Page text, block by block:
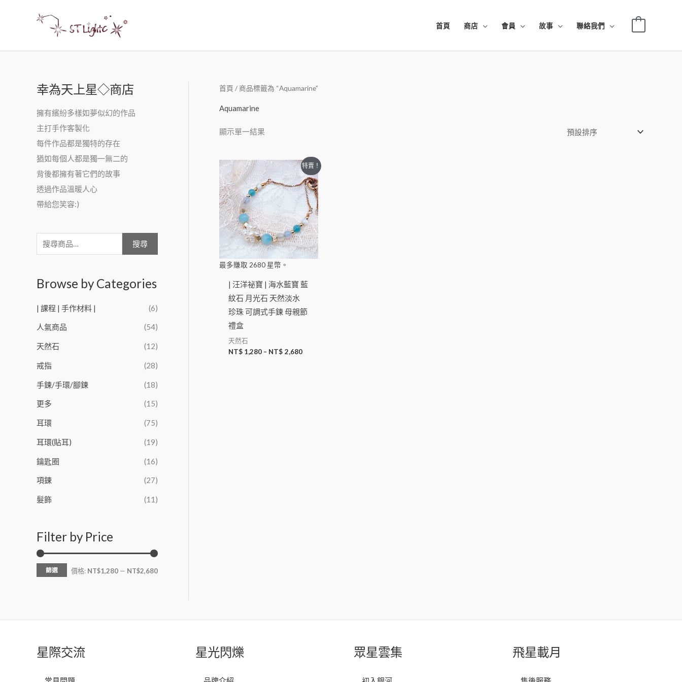
首頁 商店 會員 故事 聯絡我們
幸為天上星◇商店
擁有繽紛多樣如夢似幻的作品
主打手作客製化
每件作品都是獨特的存在
猶如每個人都是獨一無二的
背後都擁有著它們的故事
透過作品溫暖人心
帶給您笑容:)
搜尋
Browse by Categories
| 課程 | 手作材料 | (6)
人氣商品 (54)
天然石 (12)
戒指 (28)
手鍊/手環/腳鍊 (18)
更多 (15)
耳環 (75)
耳環(貼耳) (19)
鑰匙圈 (16)
項鍊 (27)
髮飾 (11)
Filter by Price
篩選 價格: NT$1,280 — NT$2,680
首頁 / 商品標籤為 “Aquamarine”
Aquamarine
顯示單一結果
特賣！
最多賺取 2680 星幣。
| 汪洋祕寶 | 海水藍寶 藍
紋石 月光石 天然淡水
珍珠 可調式手鍊 母親節
禮盒
天然石
NT$ 1,280 – NT$ 2,680
星際交流 星光閃爍 眾星雲集 飛星載月